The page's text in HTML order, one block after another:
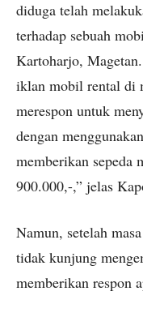
diduga telah
terhadap sebuah
Kartoharjo,
iklan mobil rental di
merespon untuk
dengan
memberikan sepeda
900.000,-,” jelas
Namun, setelah
tidak kunjung
memberikan respon